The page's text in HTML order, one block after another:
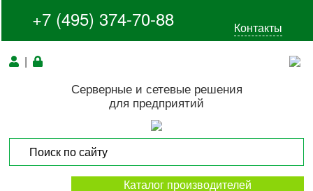
+7 (495) 374-70-88 Контакты
|
Серверные и сетевые решения
для предприятий
Каталог производителей